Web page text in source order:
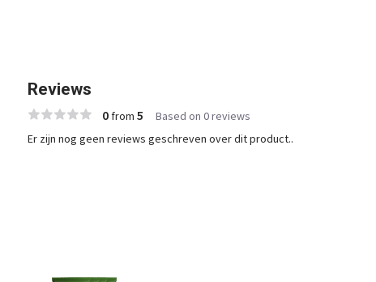
Reviews
0from 5 Based on 0 reviews
Er zijn nog geen reviews geschreven over dit product..